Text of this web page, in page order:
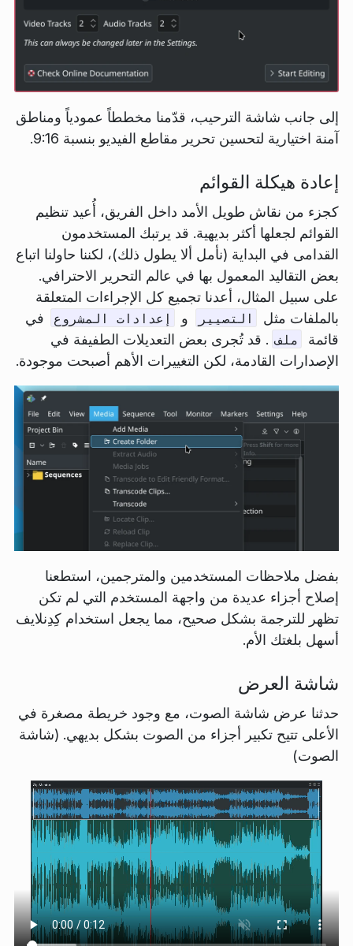
إلى جانب شاشة الترحيب، قدّمنا مخططاً عمودياً ومناطق
آمنة اختيارية لتحسين تحرير مقاطع الفيديو بنسبة 9:16.
إعادة هيكلة القوائم
كجزء من نقاش طويل الأمد داخل الفريق، أُعيد تنظيم
القوائم لجعلها أكثر بديهية. قد يرتبك المستخدمون
القدامى في البداية (نأمل ألا يطول ذلك)، لكننا حاولنا اتباع
بعض التقاليد المعمول بها في عالم التحرير الاحترافي.
على سبيل المثال، أعدنا تجميع كل الإجراءات المتعلقة
بالملفات مثل
التصيير و إعدادات المشروع
في
قائمة
ملف . قد تُجرى بعض التعديلات الطفيفة في
الإصدارات القادمة، لكن التغييرات الأهم أصبحت موجودة.
بفضل ملاحظات المستخدمين والمترجمين، استطعنا
إصلاح أجزاء عديدة من واجهة المستخدم التي لم تكن
تظهر للترجمة بشكل صحيح، مما يجعل استخدام كِدِنلايف
أسهل بلغتك الأم.
شاشة العرض
حدثنا عرض شاشة الصوت، مع وجود خريطة مصغرة في
الأعلى تتيح تكبير أجزاء من الصوت بشكل بديهي. (شاشة
الصوت)